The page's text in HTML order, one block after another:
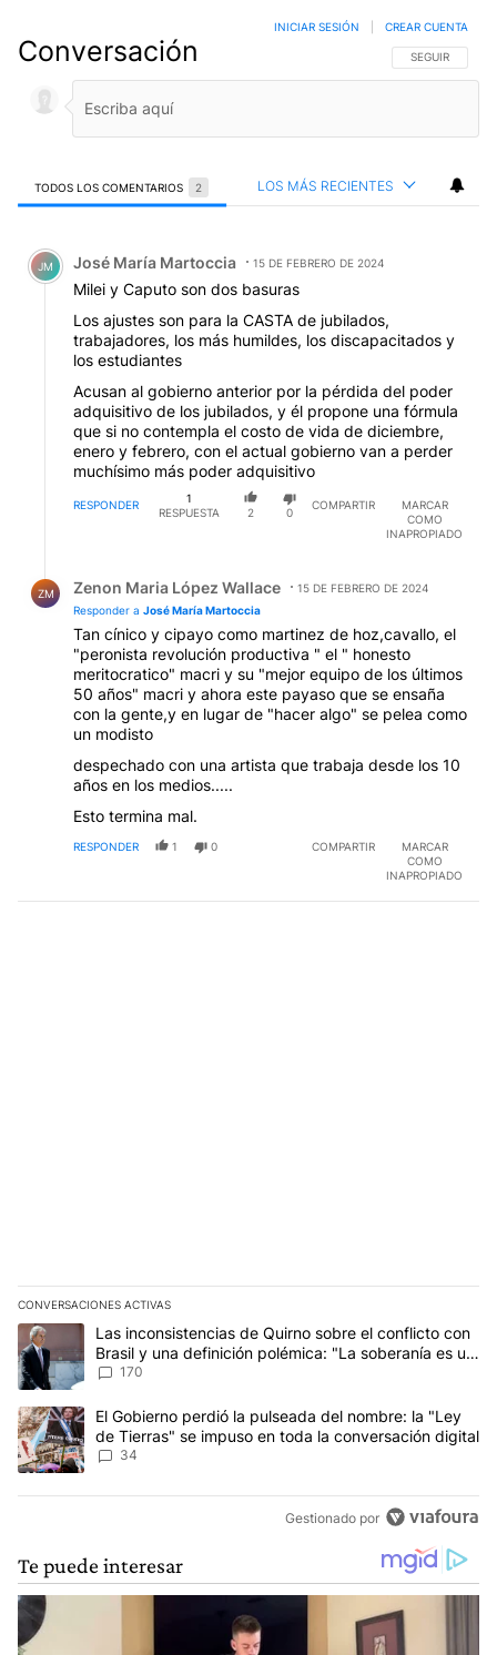
Conversación SIGA ESTA
SEGUIR
INICIAR SESIÓN CREAR CUENTA
TODOS LOS COMENTARIOS 2 LOS MÁS RECIENTES
Comentario de José María Martoccia.
JM José María Martoccia 15 DE FEBRERO DE 2024
Milei y Caputo son dos basuras
Los ajustes son para la CASTA de jubilados,
trabajadores, los más humildes, los discapacitados y
los estudiantes
Acusan al gobierno anterior por la pérdida del poder
adquisitivo de los jubilados, y él propone una fórmula
que si no contempla el costo de vida de diciembre,
enero y febrero, con el actual gobierno van a perder
muchísimo más poder adquisitivo
RESPONDER
1
RESPUESTA
2 0
COMPARTIR
MARCAR
COMO
INAPROPIADO
ZM Zenon Maria López Wallace
15 DE FEBRERO DE 2024
Responder a José María Martoccia
Tan cínico y cipayo como martinez de hoz,cavallo, el
"peronista revolución productiva " el " honesto
meritocratico" macri y su "mejor equipo de los últimos
50 años" macri y ahora este payaso que se ensaña
con la gente,y en lugar de "hacer algo" se pelea como
un modisto
despechado con una artista que trabaja desde los 10
años en los medios.....
Esto termina mal.
RESPONDER 1 0 COMPARTIR
MARCAR
COMO
INAPROPIADO
CONVERSACIONES ACTIVAS
Este listado muestra los artículos con más comentarios en los
Un artículo de tendencia con el título "Las inconsistencias de
Las inconsistencias de Quirno sobre el conflicto con
Brasil y una definición polémica: "La soberanía es un
concepto antiguo"
170
Un artículo de tendencia con el título "El Gobierno perdió la
El Gobierno perdió la pulseada del nombre: la "Ley
de Tierras" se impuso en toda la conversación digital
34
Gestionado por